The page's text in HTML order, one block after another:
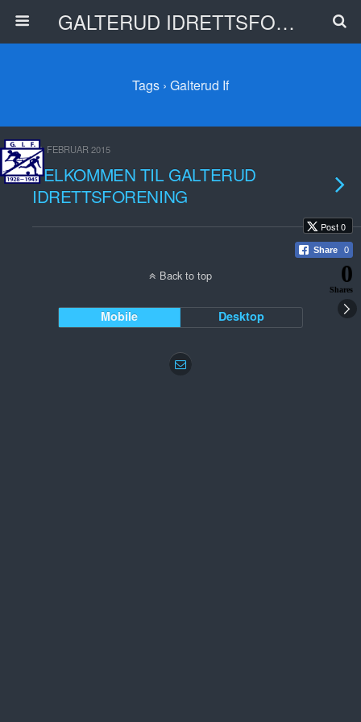
GALTERUD IDRETTSFORENING
Tags › Galterud If
17. FEBRUAR 2015
VELKOMMEN TIL GALTERUD
IDRETTSFORENING
Back to top
Mobile Desktop
Post 0
Share 0
0
Shares